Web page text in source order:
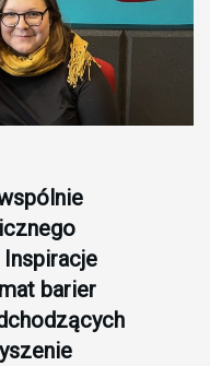
barier